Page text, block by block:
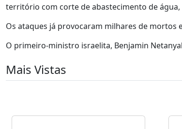
território com corte de abastecimento de
Os ataques já provocaram milhares de
O primeiro-ministro israelita, Benjamin
Mais Vistas